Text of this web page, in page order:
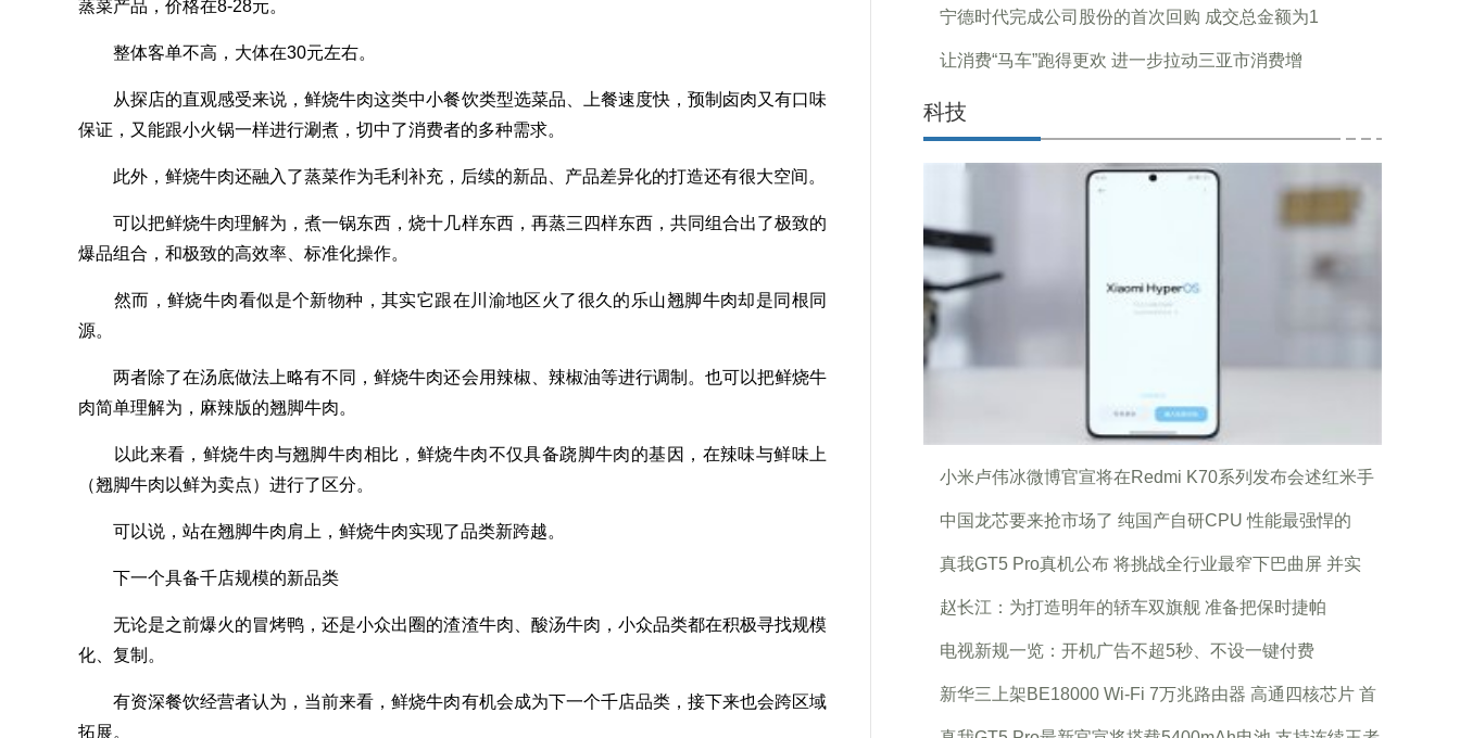
蒸菜产品，价格在8-28元。
整体客单不高，大体在30元左右。
从探店的直观感受来说，鲜烧牛肉这类中小餐饮类型选菜品、上餐速度快，预制卤肉又有口味
保证，又能跟小火锅一样进行涮煮，切中了消费者的多种需求。
此外，鲜烧牛肉还融入了蒸菜作为毛利补充，后续的新品、产品差异化的打造还有很大空间。
可以把鲜烧牛肉理解为，煮一锅东西，烧十几样东西，再蒸三四样东西，共同组合出了极致的
爆品组合，和极致的高效率、标准化操作。
然而，鲜烧牛肉看似是个新物种，其实它跟在川渝地区火了很久的乐山翘脚牛肉却是同根同
源。
两者除了在汤底做法上略有不同，鲜烧牛肉还会用辣椒、辣椒油等进行调制。也可以把鲜烧牛
肉简单理解为，麻辣版的翘脚牛肉。
以此来看，鲜烧牛肉与翘脚牛肉相比，鲜烧牛肉不仅具备跷脚牛肉的基因，在辣味与鲜味上
（翘脚牛肉以鲜为卖点）进行了区分。
可以说，站在翘脚牛肉肩上，鲜烧牛肉实现了品类新跨越。
下一个具备千店规模的新品类
无论是之前爆火的冒烤鸭，还是小众出圈的渣渣牛肉、酸汤牛肉，小众品类都在积极寻找规模
化、复制。
有资深餐饮经营者认为，当前来看，鲜烧牛肉有机会成为下一个千店品类，接下来也会跨区域
拓展。
宁德时代完成公司股份的首次回购 成交总金额为1
让消费“马车”跑得更欢 进一步拉动三亚市消费增
科技
小米卢伟冰微博官宣将在Redmi K70系列发布会述红米手
中国龙芯要来抢市场了 纯国产自研CPU 性能最强悍的
真我GT5 Pro真机公布 将挑战全行业最窄下巴曲屏 并实
赵长江：为打造明年的轿车双旗舰 准备把保时捷帕
电视新规一览：开机广告不超5秒、不设一键付费
新华三上架BE18000 Wi-Fi 7万兆路由器 高通四核芯片 首